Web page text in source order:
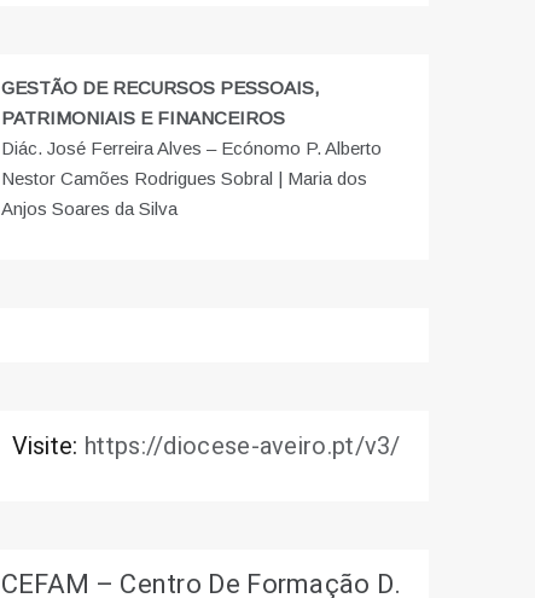
GESTÃO DE RECURSOS PESSOAIS,
PATRIMONIAIS E FINANCEIROS
Diác. José Ferreira Alves – Ecónomo P. Alberto
Nestor Camões Rodrigues Sobral | Maria dos
Anjos Soares da Silva
Visite: https://diocese-aveiro.pt/v3/
CEFAM – Centro De Formação D.